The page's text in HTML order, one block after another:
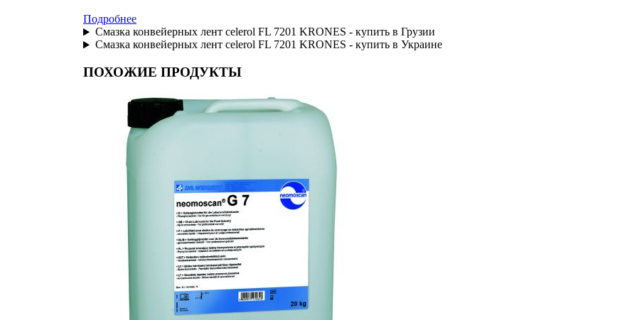
Подробнее
Cмазка конвейерных лент celerol FL 7201 KRONES - купить в Грузии
Cмазка конвейерных лент celerol FL 7201 KRONES - купить в Украине
ПОХОЖИЕ ПРОДУКТЫ